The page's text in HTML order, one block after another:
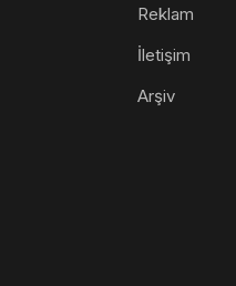
Reklam
İletişim
Arşiv